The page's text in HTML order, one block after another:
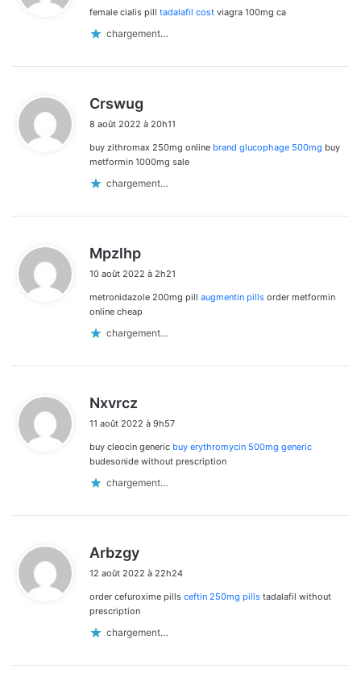
female cialis pill tadalafil cost viagra 100mg ca
chargement…
Crswug
t
:
8 août 2022 à 20h11
buy zithromax 250mg online brand glucophage 500mg buy
metformin 1000mg sale
chargement…
Mpzlhp
t
:
10 août 2022 à 2h21
metronidazole 200mg pill augmentin pills order metformin
online cheap
chargement…
Nxvrcz
t
:
11 août 2022 à 9h57
buy cleocin generic buy erythromycin 500mg generic
budesonide without prescription
chargement…
Arbzgy
t
:
12 août 2022 à 22h24
order cefuroxime pills ceftin 250mg pills tadalafil without
prescription
chargement…